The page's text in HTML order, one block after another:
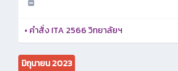
• คำสั่ง ITA 2566 วิทยาลัยฯ
มิถุนายน 2023